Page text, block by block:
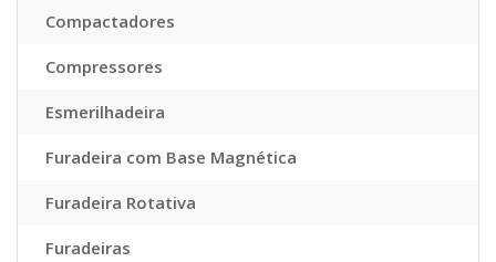
Compactadores
Compressores
Esmerilhadeira
Furadeira com Base Magnética
Furadeira Rotativa
Furadeiras